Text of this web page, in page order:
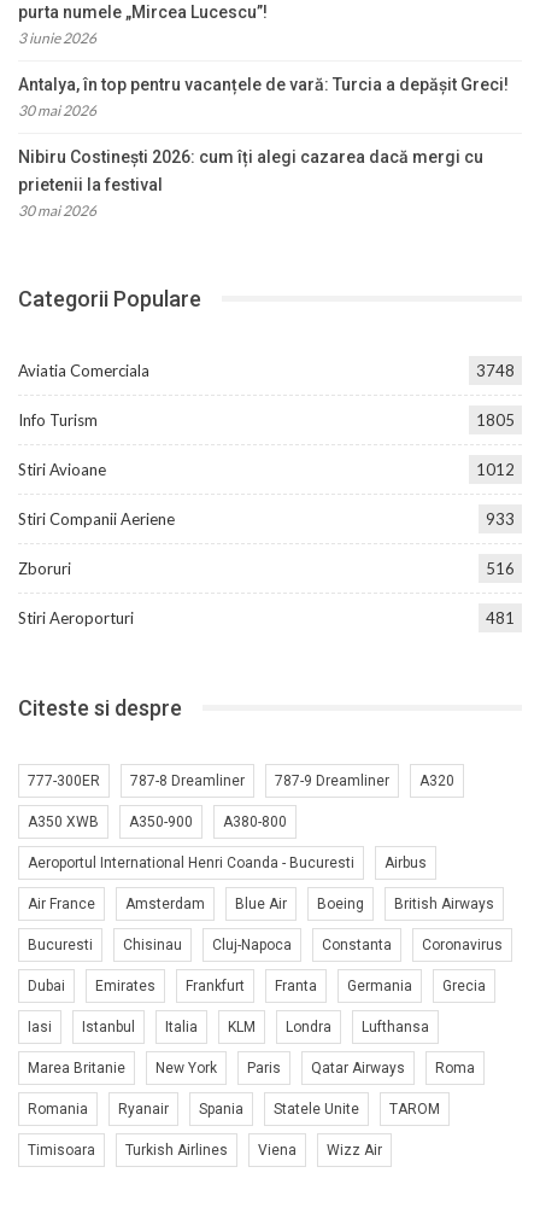
purta numele „Mircea Lucescu”!
3 iunie 2026
Antalya, în top pentru vacanțele de vară: Turcia a depășit Greci!
30 mai 2026
Nibiru Costinești 2026: cum îți alegi cazarea dacă mergi cu
prietenii la festival
30 mai 2026
Categorii Populare
Aviatia Comerciala 3748
Info Turism 1805
Stiri Avioane 1012
Stiri Companii Aeriene 933
Zboruri 516
Stiri Aeroporturi 481
Citeste si despre
777-300ER 787-8 Dreamliner 787-9 Dreamliner A320
A350 XWB A350-900 A380-800
Aeroportul International Henri Coanda - Bucuresti Airbus
Air France Amsterdam Blue Air Boeing British Airways
Bucuresti Chisinau Cluj-Napoca Constanta Coronavirus
Dubai Emirates Frankfurt Franta Germania Grecia
Iasi Istanbul Italia KLM Londra Lufthansa
Marea Britanie New York Paris Qatar Airways Roma
Romania Ryanair Spania Statele Unite TAROM
Timisoara Turkish Airlines Viena Wizz Air